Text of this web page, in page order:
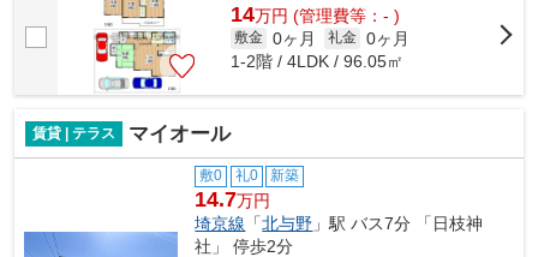
14万円 (管理費等：- )
敷金 0ヶ月 礼金 0ヶ月
1-2階 / 4LDK / 96.05㎡
賃貸 | テラス マイオール
敷0 礼0 新築
14.7万円
埼京線 「北与野 」駅 バス7分 「日枝神
社」 停歩2分